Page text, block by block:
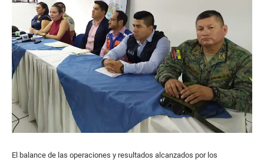
El balance de las operaciones y resultados alcanzados por los